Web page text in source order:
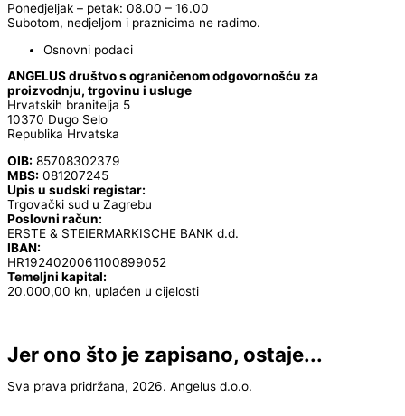
Ponedjeljak – petak: 08.00 – 16.00
Subotom, nedjeljom i praznicima ne radimo.
Osnovni podaci
ANGELUS društvo s ograničenom odgovornošću za
proizvodnju, trgovinu i usluge
Hrvatskih branitelja 5
10370 Dugo Selo
Republika Hrvatska
OIB: 85708302379
MBS: 081207245
Upis u sudski registar:
Trgovački sud u Zagrebu
Poslovni račun:
ERSTE & STEIERMARKISCHE BANK d.d.
IBAN:
HR1924020061100899052
Temeljni kapital:
20.000,00 kn, uplaćen u cijelosti
Jer ono što je zapisano, ostaje...
Sva prava pridržana, 2026. Angelus d.o.o.